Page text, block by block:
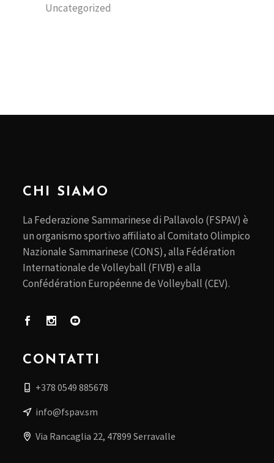
Uncategorized
CHI SIAMO
La Federazione Sammarinese di Pallavolo (FSPAV) è
un organismo sportivo affiliato al Comitato Olimpico
Nazionale Sammarinese (CONS), alla Fédération
Internationale de Volleyball (FIVB) e alla
Confédération Européenne de Volleyball (CEV).
CONTATTI
+378 0549 885678
info@fspav.sm
Via Rancaglia 22, 47899 Serravalle